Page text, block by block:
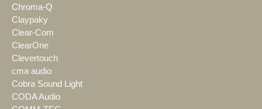
Chroma-Q
Claypaky
Clear-Com
ClearOne
Clevertouch
cma audio
Cobra Sound Light
CODA Audio